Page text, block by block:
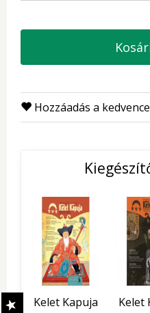
Hozzáadás a
Kelet Kapuja
Kelet